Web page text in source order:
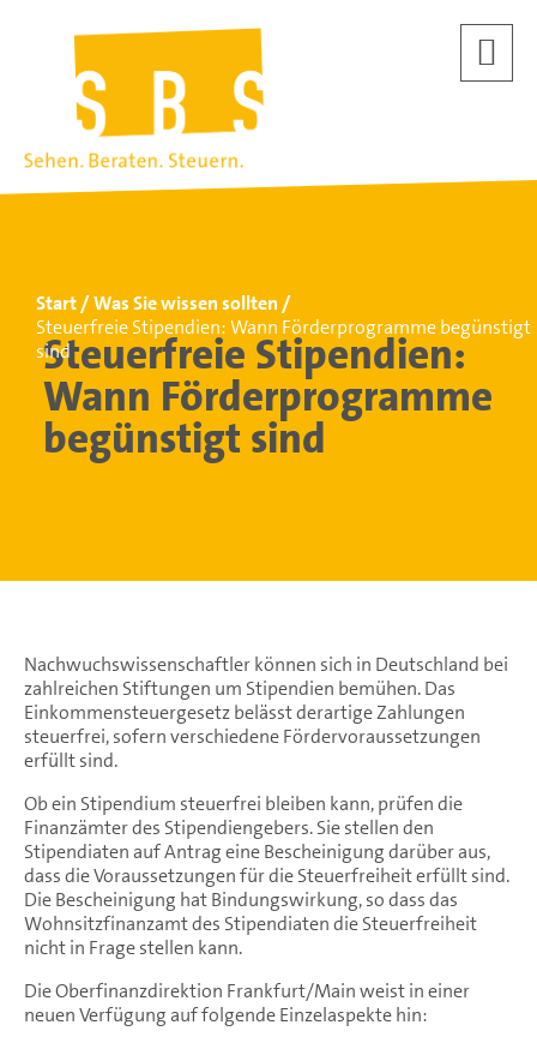
Start
Was Sie wissen sollten
Steuerfreie Stipendien: Wann Förderprogramme begünstigt
sind
Steuerfreie Stipendien:
Wann Förderprogramme
begünstigt sind
Nachwuchswissenschaftler können sich in Deutschland bei
zahlreichen Stiftungen um Stipendien bemühen. Das
Einkommensteuergesetz belässt derartige Zahlungen
steuerfrei, sofern verschiedene Fördervoraussetzungen
erfüllt sind.
Ob ein Stipendium steuerfrei bleiben kann, prüfen die
Finanzämter des Stipendiengebers. Sie stellen den
Stipendiaten auf Antrag eine Bescheinigung darüber aus,
dass die Voraussetzungen für die Steuerfreiheit erfüllt sind.
Die Bescheinigung hat Bindungswirkung, so dass das
Wohnsitzfinanzamt des Stipendiaten die Steuerfreiheit
nicht in Frage stellen kann.
Die Oberfinanzdirektion Frankfurt/Main weist in einer
neuen Verfügung auf folgende Einzelaspekte hin: